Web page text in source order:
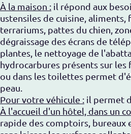
À la maison : il répond aux
ustensiles de cuisine,
terrariums, pattes du chien,
dégraissage des écrans de
plantes, le nettoyage de
hydrocarbures présents sur les
ou dans les toilettes permet
peau.
Pour votre véhicule : il permet
À l'accueil d'un hôtel, dans un
rapide des comptoirs, bureaux